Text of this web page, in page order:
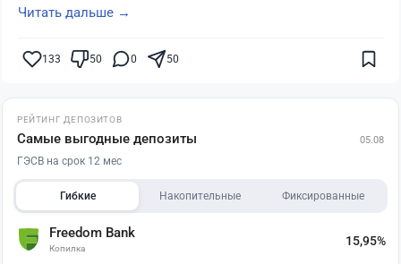
Читать дальше →
133 50 0 50
РЕЙТИНГ ДЕПОЗИТОВ
Самые выгодные депозиты 05.08
ГЭСВ на срок 12 мес
Гибкие Накопительные Фиксированные
Freedom Bank
Копилка
15,95%